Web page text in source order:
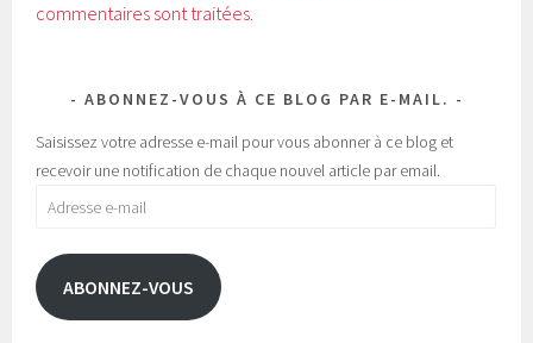
commentaires sont traitées.
ABONNEZ-VOUS À CE BLOG PAR E-MAIL.
Saisissez votre adresse e-mail pour vous abonner à ce blog et
recevoir une notification de chaque nouvel article par email.
Adresse
mail
ABONNEZ-VOUS